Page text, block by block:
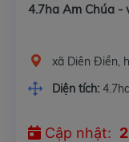
4.7ha Am Chúa -
xã Diên Điền,
Diện tích:
Cập nhật: